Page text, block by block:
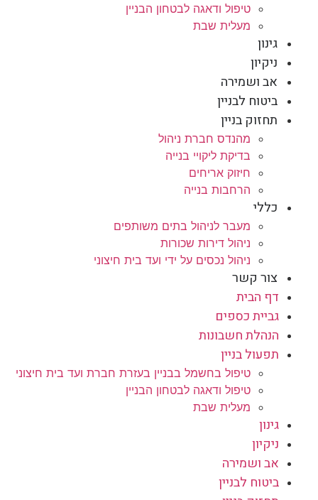
טיפול ודאגה לבטחון הבניין
מעלית שבת
גינון
ניקיון
אב ושמירה
ביטוח לבניין
תחזוק בניין
מהנדס חברת ניהול
בדיקת ליקויי בנייה
חיזוק אריחים
הרחבות בנייה
כללי
מעבר לניהול בתים משותפים
ניהול דירות שכורות
ניהול נכסים על ידי ועד בית חיצוני
צור קשר
דף הבית
גביית כספים
הנהלת חשבונות
תפעול בניין
טיפול בחשמל בבניין בעזרת חברת ועד בית חיצוני
טיפול ודאגה לבטחון הבניין
מעלית שבת
גינון
ניקיון
אב ושמירה
ביטוח לבניין